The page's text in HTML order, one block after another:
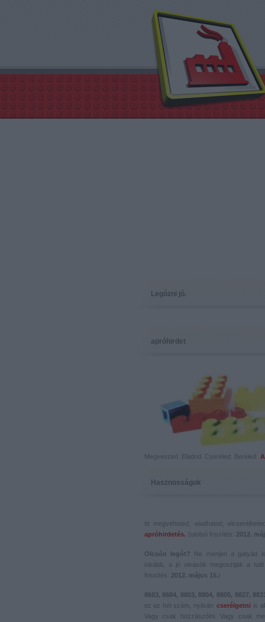
Legózni jó.
apróhirdet
Megveszed. Eladod. Cseréled. Beréled.
Hasznosságok
Itt megveheted, eladhatod,
apróhirdetés. (utolsó frissítés: 2012.
Olcsón legót? Ne menjen a gatyád
inkább, a jó olvasók megosztják a
frissítés: 2012. május 15.)
8683, 8684, 8803, 8804, 8805, 8827, 8831
ez az hét szám, nyilván
cserélgetni
is
Vagy csak hozzászólni. Vagy csak